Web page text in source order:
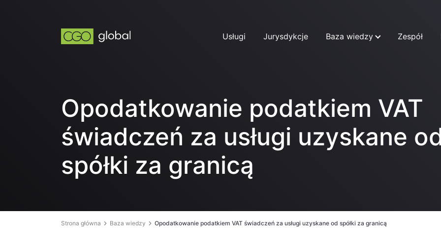
Usługi Jurysdykcje Baza wiedzy Zespół
Opodatkowanie podatkiem VAT
świadczeń za usługi uzyskane
spółki za granicą
Strona główna Baza wiedzy Opodatkowanie podatkiem VAT świadczeń za usługi uzyskane od spółki za granicą